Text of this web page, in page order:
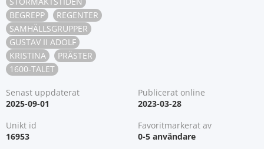
BEGREPP
REGENTER
SAMHÄLLSGRUPPER
GUSTAV II ADOLF
KRISTINA
PRÄSTER
1600-TALET
Senast uppdaterat
2025-09-01
Publicerat online
2023-03-28
Unikt id
16953
Favoritmarkerat av
0-5 användare